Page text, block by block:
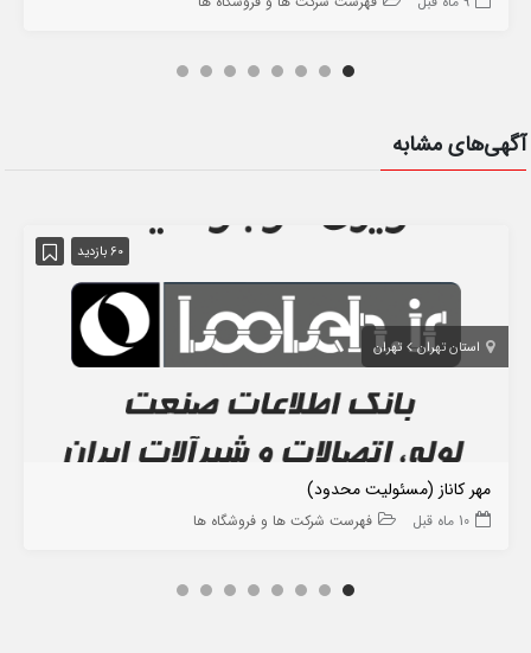
آگهی‌های مشابه
60 بازدید
استان تهران تهران
مهر کاناز (مسئولیت محدود)
10 ماه قبل فهرست شرکت ها و فروشگاه ها